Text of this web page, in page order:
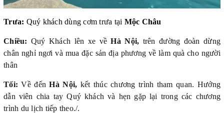
Trưa: Quý khách dùng cơm trưa tại Mộc Châu
Chiều: Quý Khách lên xe vềHà Nội, trên đường đoàn dừng
chân nghỉ ngơi và mua đặc sản địa phương về làm quà cho người
thân
Tối: Về đếnHà Nội, kết thúc chương trình tham quan. Hướng
dẫn viên chia tay Quý khách và hẹn gặp lại trong các chương
trình du lịch tiếp theo./.